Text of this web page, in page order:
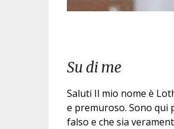
Su di me
Saluti Il mio nome è
e premuroso. Sono qui
falso e che sia